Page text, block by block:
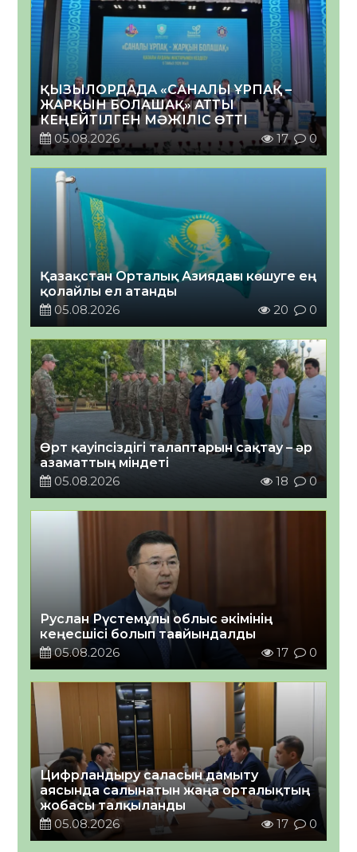
ҚЫЗЫЛОРДАДА «САНАЛЫ ҰРПАҚ –
ЖАРҚЫН БОЛАШАҚ» АТТЫ
КЕҢЕЙТІЛГЕН МӘЖІЛІС ӨТТІ
05.08.2026
17 0
Қазақстан Орталық Азиядағы көшуге ең
қолайлы ел атанды
05.08.2026
20 0
Өрт қауіпсіздігі талаптарын сақтау – әр
азаматтың міндеті
05.08.2026
18 0
Руслан Рүстемұлы облыс әкімінің
кеңесшісі болып тағайындалды
05.08.2026
17 0
Цифрландыру саласын дамыту
аясында салынатын жаңа орталықтың
жобасы талқыланды
05.08.2026
17 0